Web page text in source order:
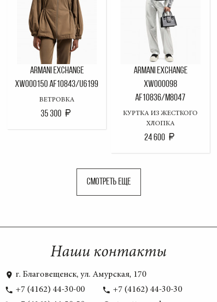
ARMANI EXCHANGE
XW000150 AF10843/U6199
ВЕТРОВКА
35 300
ARMANI EXCHANGE
XW000098
AF10836/M8047
КУРТКА ИЗ ЖЕСТКОГО
ХЛОПКА
24 600
СМОТРЕТЬ ЕЩЕ
Наши контакты
г. Благовещенск, ул. Амурская, 170
+7 (4162) 44-30-00
+7 (4162) 44-30-30